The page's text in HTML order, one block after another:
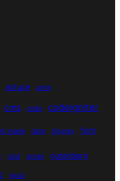
astuce atom
cms coda codeigniter
mode date display font
grid growl gutenberg
input